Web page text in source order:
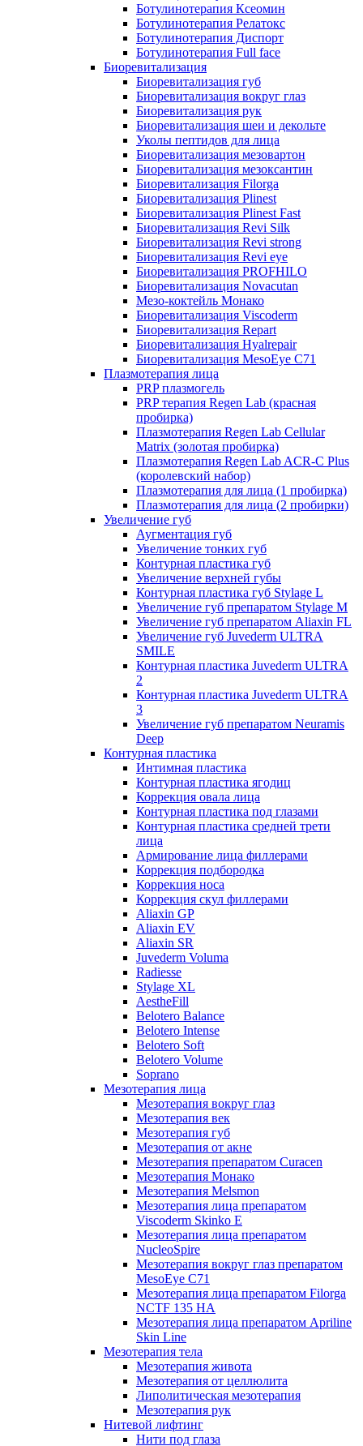
Ботулинотерапия Ксеомин
Ботулинотерапия Релатокс
Ботулинотерапия Диспорт
Ботулинотерапия Full face
Биоревитализация
Биоревитализация губ
Биоревитализация вокруг глаз
Биоревитализация рук
Биоревитализация шеи и декольте
Уколы пептидов для лица
Биоревитализация мезовартон
Биоревитализация мезоксантин
Биоревитализация Filorga
Биоревитализация Plinest
Биоревитализация Plinest Fast
Биоревитализация Revi Silk
Биоревитализация Revi strong
Биоревитализация Revi eye
Биоревитализация PROFHILO
Биоревитализация Novacutan
Мезо-коктейль Монако
Биоревитализация Viscoderm
Биоревитализация Repart
Биоревитализация Hyalrepair
Биоревитализация MesoEye C71
Плазмотерапия лица
PRP плазмогель
PRP терапия Regen Lab (красная
пробирка)
Плазмотерапия Regen Lab Cellular
Matrix (золотая пробирка)
Плазмотерапия Regen Lab ACR-C Plus
(королевский набор)
Плазмотерапия для лица (1 пробирка)
Плазмотерапия для лица (2 пробирки)
Увеличение губ
Аугментация губ
Увеличение тонких губ
Контурная пластика губ
Увеличение верхней губы
Контурная пластика губ Stylage L
Увеличение губ препаратом Stylage M
Увеличение губ препаратом Aliaxin FL
Увеличение губ Juvederm ULTRA
SMILE
Контурная пластика Juvederm ULTRA
2
Контурная пластика Juvederm ULTRA
3
Увеличение губ препаратом Neuramis
Deep
Контурная пластика
Интимная пластика
Контурная пластика ягодиц
Коррекция овала лица
Контурная пластика под глазами
Контурная пластика средней трети
лица
Армирование лица филлерами
Коррекция подбородка
Коррекция носа
Коррекция скул филлерами
Aliaxin GP
Aliaxin EV
Aliaxin SR
Juvederm Voluma
Radiesse
Stylage XL
AestheFill
Belotero Balance
Belotero Intense
Belotero Soft
Belotero Volume
Soprano
Мезотерапия лица
Мезотерапия вокруг глаз
Мезотерапия век
Мезотерапия губ
Мезотерапия от акне
Мезотерапия препаратом Curacen
Мезотерапия Монако
Мезотерапия Melsmon
Мезотерапия лица препаратом
Viscoderm Skinko E
Мезотерапия лица препаратом
NucleoSpire
Мезотерапия вокруг глаз препаратом
MesoEye С71
Мезотерапия лица препаратом Filorga
NCTF 135 HA
Мезотерапия лица препаратом Apriline
Skin Line
Мезотерапия тела
Мезотерапия живота
Мезотерапия от целлюлита
Липолитическая мезотерапия
Мезотерапия рук
Нитевой лифтинг
Нити под глаза